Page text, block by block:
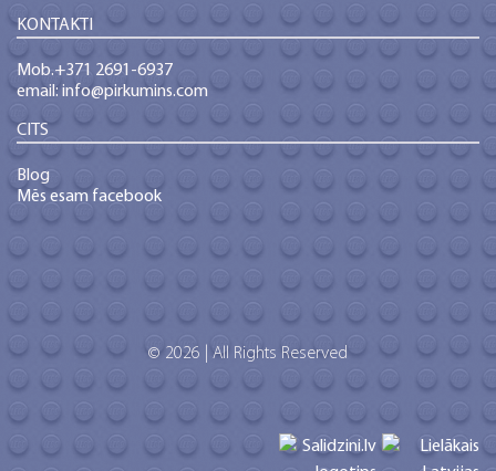
KONTAKTI
Mob.+371 2691-6937
email: info@pirkumins.com
CITS
Blog
Mēs esam facebook
© 2026 | All Rights Reserved